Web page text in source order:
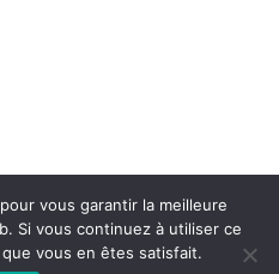
vous garantir la meilleure
Si vous continuez à utiliser ce
vous en êtes satisfait.